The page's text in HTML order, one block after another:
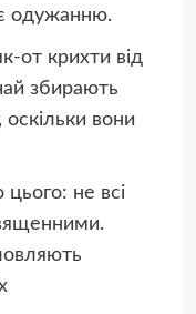
одужанню.
от крихти від
збирають
вони
не всі